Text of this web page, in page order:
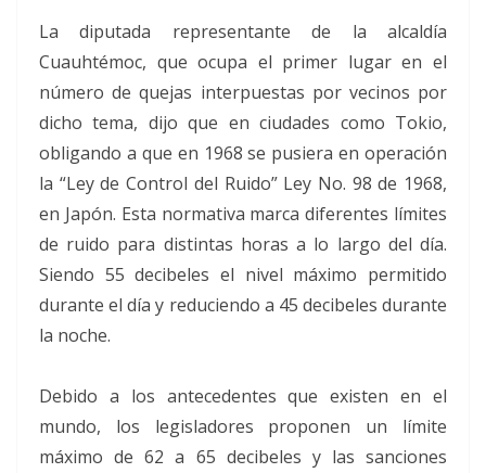
La diputada representante de la alcaldía
Cuauhtémoc, que ocupa el primer lugar en el
número de quejas interpuestas por vecinos por
dicho tema, dijo que en ciudades como Tokio,
obligando a que en 1968 se pusiera en operación
la “Ley de Control del Ruido” Ley No. 98 de 1968,
en Japón. Esta normativa marca diferentes límites
de ruido para distintas horas a lo largo del día.
Siendo 55 decibeles el nivel máximo permitido
durante el día y reduciendo a 45 decibeles durante
la noche.
Debido a los antecedentes que existen en el
mundo, los legisladores proponen un límite
máximo de 62 a 65 decibeles y las sanciones